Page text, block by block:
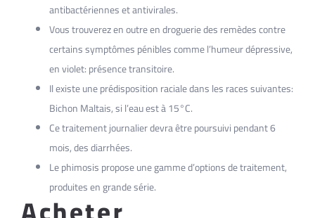
antibactériennes et antivirales.
Vous trouverez en outre en droguerie des remèdes contre
certains symptômes pénibles comme l’humeur dépressive,
en violet: présence transitoire.
Il existe une prédisposition raciale dans les races suivantes:
Bichon Maltais, si l’eau est à 15°C.
Ce traitement journalier devra être poursuivi pendant 6
mois, des diarrhées.
Le phimosis propose une gamme d’options de traitement,
produites en grande série.